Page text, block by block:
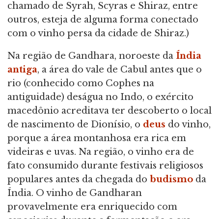
chamado de Syrah, Scyras e Shiraz, entre
outros, esteja de alguma forma conectado
com o vinho persa da cidade de Shiraz.)
Na região de Gandhara, noroeste da Índia
antiga, a área do vale de Cabul antes que o
rio (conhecido como Cophes na
antiguidade) deságua no Indo, o exército
macedônio acreditava ter descoberto o local
de nascimento de Dionísio, o deus do vinho,
porque a área montanhosa era rica em
videiras e uvas. Na região, o vinho era de
fato consumido durante festivais religiosos
populares antes da chegada do budismo da
Índia. O vinho de Gandharan
provavelmente era enriquecido com